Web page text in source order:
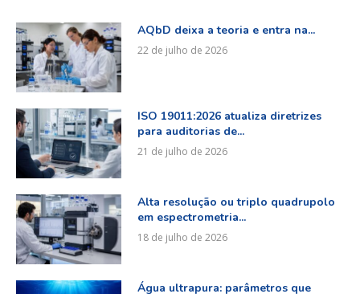
AQbD deixa a teoria e entra na...
22 de julho de 2026
ISO 19011:2026 atualiza diretrizes
para auditorias de...
21 de julho de 2026
Alta resolução ou triplo quadrupolo
em espectrometria...
18 de julho de 2026
Água ultrapura: parâmetros que